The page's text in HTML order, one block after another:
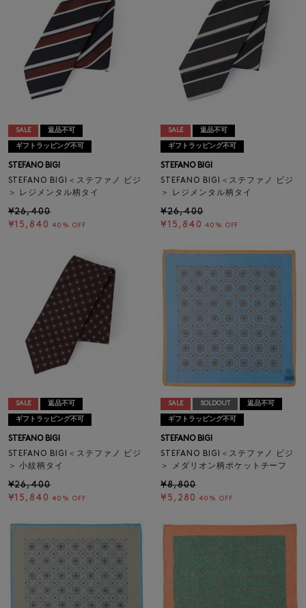
SALE 返品不可
ギフトラッピング不可
STEFANO BIGI
STEFANO BIGI＜ステファノ ビジ
＞ レジメンタル柄タイ
¥26,400
¥15,840 40% OFF
SALE 返品不可
ギフトラッピング不可
STEFANO BIGI
STEFANO BIGI＜ステファノ ビジ
＞ レジメンタル柄タイ
¥26,400
¥15,840 40% OFF
SALE 返品不可
ギフトラッピング不可
STEFANO BIGI
STEFANO BIGI＜ステファノ ビジ
＞ 小紋柄タイ
¥26,400
¥15,840 40% OFF
SALE SOLDOUT 返品不可
ギフトラッピング不可
STEFANO BIGI
STEFANO BIGI＜ステファノ ビジ
＞ メダリオン柄ポケットチーフ
¥8,800
¥5,280 40% OFF